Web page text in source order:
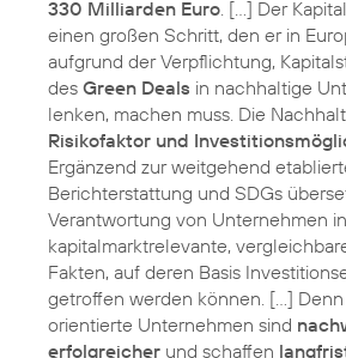
330 Milliarden Euro. […] Der
einen großen Schritt, den er in
aufgrund der Verpflichtung,
des Green Deals in nachhaltige
lenken, machen muss. Die
Risikofaktor und
Ergänzend zur weitgehend
Berichterstattung und SDGs
Verantwortung von Unternehmen in
kapitalmarktrelevante,
Fakten, auf deren Basis
getroffen werden können. […]
orientierte Unternehmen sind
erfolgreicher und schaffen